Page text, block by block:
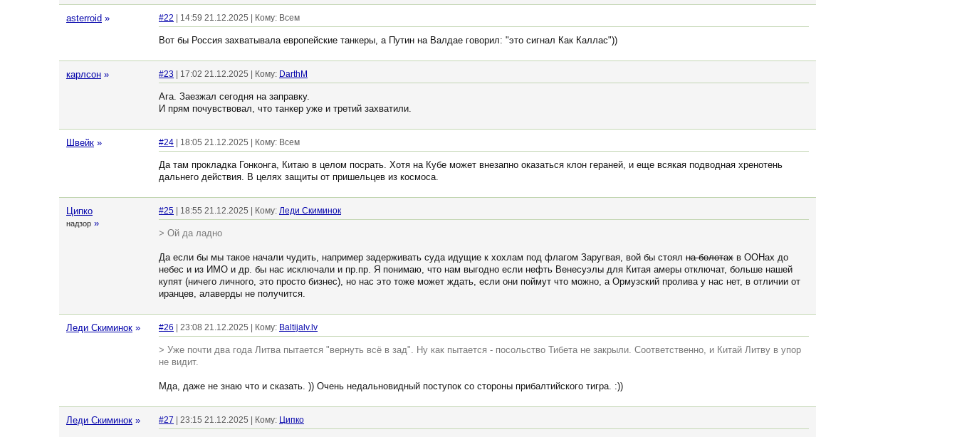
asterroid » #22 | 14:59 21.12.2025 | Кому: Всем
Вот бы Россия захватывала европейские танкеры, а Путин на Валдае говорил: "это сигнал Как Каллас"))
карлсон » #23 | 17:02 21.12.2025 | Кому: DarthM
Ага. Заезжал сегодня на заправку.
И прям почувствовал, что танкер уже и третий захватили.
Швейк » #24 | 18:05 21.12.2025 | Кому: Всем
Да там прокладка Гонконга, Китаю в целом посрать. Хотя на Кубе может внезапно оказаться клон гераней, и еще всякая подводная хренотень
дальнего действия. В целях защиты от пришельцев из космоса.
Ципко
надзор »
#25 | 18:55 21.12.2025 | Кому: Леди Скиминок
> Ой да ладно
Да если бы мы такое начали чудить, например задерживать суда идущие к хохлам под флагом Заругвая, вой бы стоял на болотах в ООНах до
небес и из ИМО и др. бы нас исключали и пр.пр. Я понимаю, что нам выгодно если нефть Венесуэлы для Китая амеры отключат, больше нашей
купят (ничего личного, это просто бизнес), но нас это тоже может ждать, если они поймут что можно, а Ормузский пролива у нас нет, в отличии от
иранцев, алаверды не получится.
Леди Скиминок » #26 | 23:08 21.12.2025 | Кому: Baltijalv.lv
> Уже почти два года Литва пытается "вернуть всё в зад". Ну как пытается - посольство Тибета не закрыли. Соответственно, и Китай Литву в упор
не видит.
Мда, даже не знаю что и сказать. )) Очень недальновидный поступок со стороны прибалтийского тигра. :))
Леди Скиминок » #27 | 23:15 21.12.2025 | Кому: Ципко